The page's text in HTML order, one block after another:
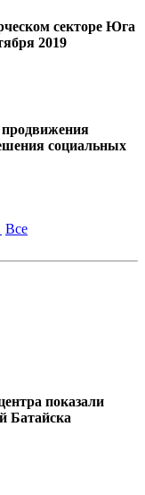
секторе Юга
2019
социальных
Все
показали
Батайска